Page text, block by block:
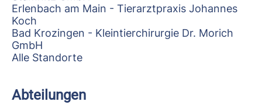
Erlenbach am Main - Tierarztpraxis Johannes
Koch
Bad Krozingen - Kleintierchirurgie Dr. Morich
GmbH
Alle Standorte
Abteilungen